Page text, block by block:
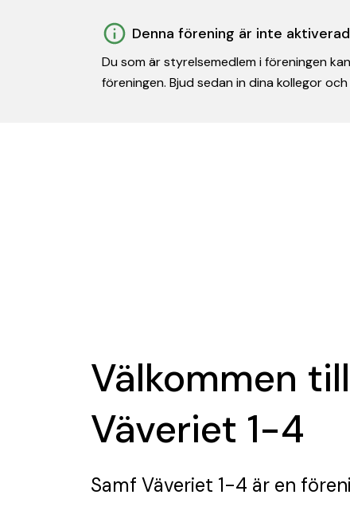
Denna förening är inte
Du som är styrelsemedlem i föreningen
föreningen. Bjud sedan in dina kollegor
Välkommen
Väveriet 1-4
Samf Väveriet 1-4 är en